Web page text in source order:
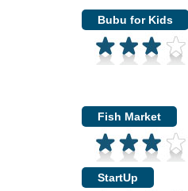
Bubu for Kids
Fish Market
StartUp